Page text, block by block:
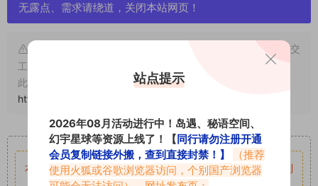
无露点、需求请绕道，关闭本站网页！
申明：本文资源均来源网友分享，若侵犯了您的权限可以提交
工单处理。
此外本文章皆属于原创文章，转载请注明出处！原文链接：
https://www.abcjyw.com/1558.html
重要声明
本站资源均来自网络分享，如有侵犯你的权益请私信留言
收到
站点提示
2026年08月活动进行中！岛遇、秘语空间、
幻宇星球等资源上线了！【同行请勿注册开通
会员复制链接外搬，查到直接封禁！】
（推荐
使用火狐或谷歌浏览器访问，个别国产浏览器